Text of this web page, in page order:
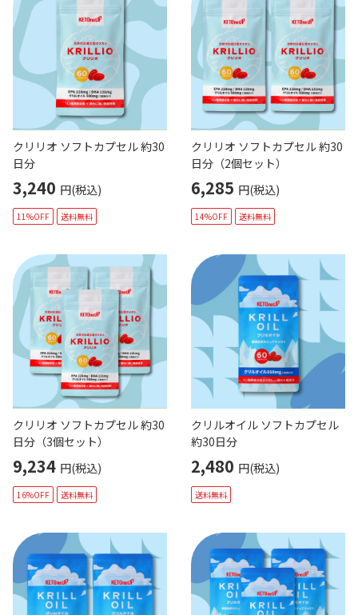
クリリオ ソフトカプセル 約30
日分
3,240 円(税込)
11%OFF 送料無料
クリリオ ソフトカプセル 約30
日分（2個セット）
6,285 円(税込)
14%OFF 送料無料
クリリオ ソフトカプセル 約30
日分（3個セット）
9,234 円(税込)
16%OFF 送料無料
クリルオイル ソフトカプセル
約30日分
2,480 円(税込)
送料無料